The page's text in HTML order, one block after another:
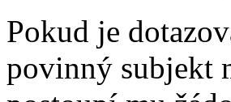
Pokud je
povinný subjekt